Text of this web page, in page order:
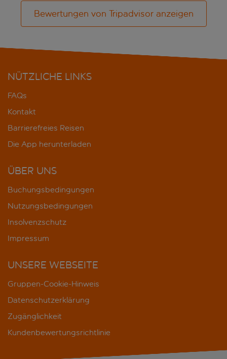
Bewertungen von Tripadvisor anzeigen
NÜTZLICHE LINKS
FAQs
Kontakt
Barrierefreies Reisen
Die App herunterladen
ÜBER UNS
Buchungsbedingungen
Nutzungsbedingungen
Insolvenzschutz
Impressum
UNSERE WEBSEITE
Gruppen-Cookie-Hinweis
Datenschutzerklärung
Zugänglichkeit
Kundenbewertungsrichtlinie